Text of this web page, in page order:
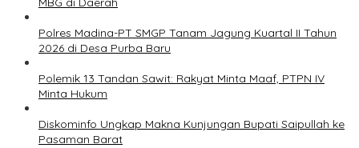
Polres Madina-PT SMGP Tanam Jagung Kuartal II Tahun
2026 di Desa Purba Baru
Polemik 13 Tandan Sawit: Rakyat Minta Maaf, PTPN IV
Minta Hukum
Diskominfo Ungkap Makna Kunjungan Bupati Saipullah ke
Pasaman Barat